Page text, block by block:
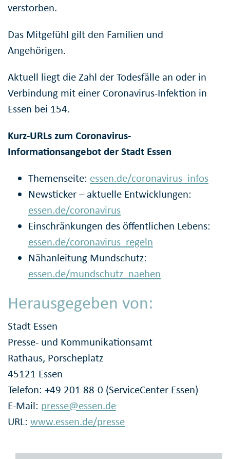
verstorben.
Das Mitgefühl gilt den Familien und
Angehörigen.
Aktuell liegt die Zahl der Todesfälle an oder in
Verbindung mit einer Coronavirus-Infektion in
Essen bei 154.
Kurz-URLs zum Coronavirus-
Informationsangebot der Stadt Essen
Themenseite: essen.de/coronavirus_infos
Newsticker – aktuelle Entwicklungen:
essen.de/coronavirus
Einschränkungen des öffentlichen Lebens:
essen.de/coronavirus_regeln
Nähanleitung Mundschutz:
essen.de/mundschutz_naehen
Herausgegeben von:
Stadt Essen
Presse- und Kommunikationsamt
Rathaus, Porscheplatz
45121 Essen
Telefon: +49 201 88-0 (ServiceCenter Essen)
E-Mail: presse@essen.de
URL: www.essen.de/presse